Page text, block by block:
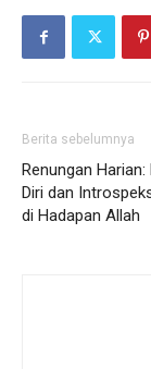
Berita sebelumnya
Renungan Harian:
Diri dan
di Hadapan Allah